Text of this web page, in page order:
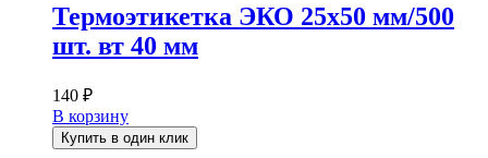
Термоэтикетка ЭКО 25х50 мм/500
шт. вт 40 мм
140 ₽
В корзину
Купить в один клик